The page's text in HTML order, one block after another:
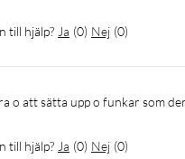
hjälper alla till att göra
till hjälp? Ja (0) Nej (0)
till hjälp? Ja (0) Nej (0)